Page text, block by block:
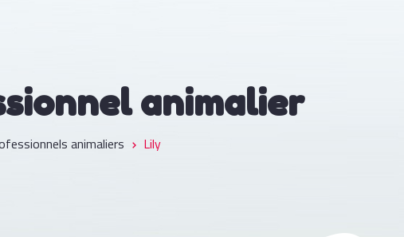
animalier
animaliers Lily